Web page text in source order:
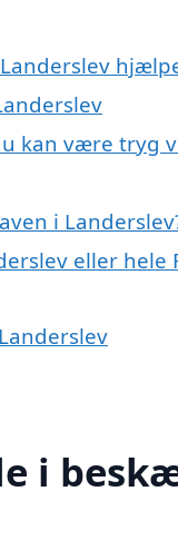
kan være tryg
i
eller hele
i